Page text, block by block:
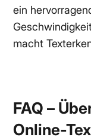
ein
macht
FAQ –
Online-